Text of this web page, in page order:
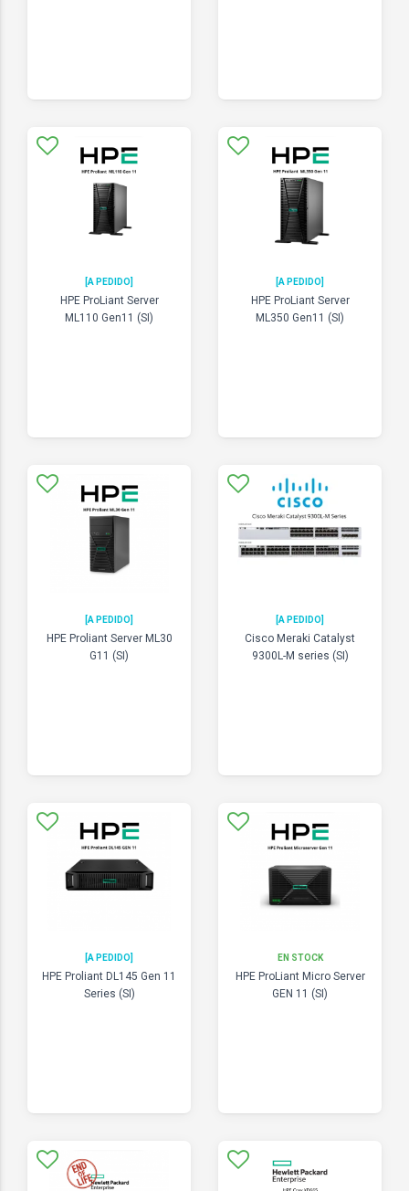
[A PEDIDO]
HPE ProLiant Server
ML110 Gen11 (SI)
[A PEDIDO]
HPE ProLiant Server
ML350 Gen11 (SI)
[A PEDIDO]
HPE Proliant Server ML30
G11 (SI)
[A PEDIDO]
Cisco Meraki Catalyst
9300L-M series (SI)
[A PEDIDO]
HPE Proliant DL145 Gen 11
Series (SI)
EN STOCK
HPE ProLiant Micro Server
GEN 11 (SI)